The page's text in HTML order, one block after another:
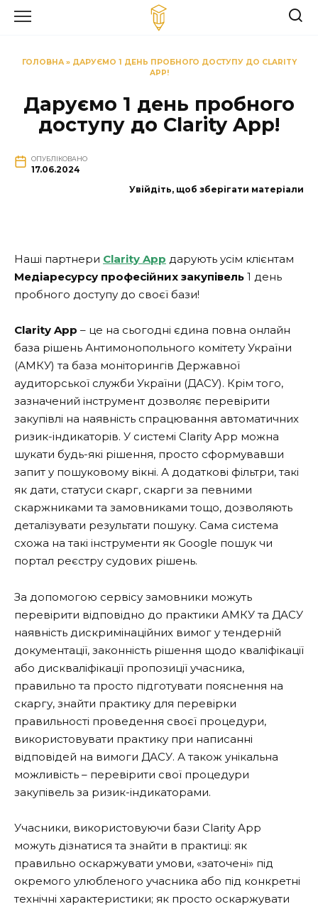
ГОЛОВНА» ДАРУЄМО 1 ДЕНЬ ПРОБНОГО ДОСТУПУ ДО CLARITY
APP!
Даруємо 1 день пробного
доступу до Clarity App!
ОПУБЛІКОВАНО
17.06.2024
Увійдіть, щоб зберігати матеріали
Наші партнери Clarity App дарують усім клієнтам
Медіаресурсу професійних закупівель 1 день
пробного доступу до своєї бази!
Clarity App – це на сьогодні єдина повна онлайн
база рішень Антимонопольного комітету України
(АМКУ) та база моніторингів Державної
аудиторської служби України (ДАСУ). Крім того,
зазначений інструмент дозволяє перевірити
закупівлі на наявність спрацювання автоматичних
ризик-індикаторів. У системі Clarity App можна
шукати будь-які рішення, просто сформувавши
запит у пошуковому вікні. А додаткові фільтри, такі
як дати, статуси скарг, скарги за певними
скаржниками та замовниками тощо, дозволяють
деталізувати результати пошуку. Сама система
схожа на такі інструменти як Google пошук чи
портал реєстру судових рішень.
За допомогою сервісу замовники можуть
перевірити відповідно до практики АМКУ та ДАСУ
наявність дискримінаційних вимог у тендерній
документації, законність рішення щодо кваліфікації
або дискваліфікації пропозиції учасника,
правильно та просто підготувати пояснення на
скаргу, знайти практику для перевірки
правильності проведення своєї процедури,
використовувати практику при написанні
відповідей на вимоги ДАСУ. А також унікальна
можливість – перевірити свої процедури
закупівель за ризик-індикаторами.
Учасники, використовуючи бази Clarity App
можуть дізнатися та знайти в практиці: як
правильно оскаржувати умови, «заточені» під
окремого улюбленого учасника або під конкретні
технічні характеристики; як просто оскаржувати